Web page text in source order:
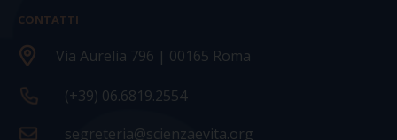
CONTATTI
Via Aurelia 796 | 00165 Roma
(+39) 06.6819.2554
segreteria@scienzaevita.org